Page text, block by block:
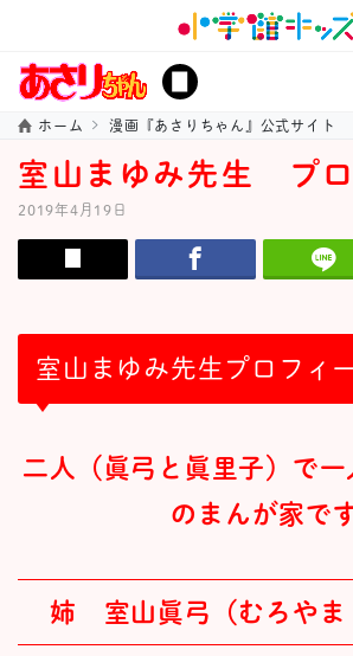
ホーム 漫画『あさりちゃん』公式サイト
室山まゆみ先生 プ
2019年4月19日
室山まゆみ先生プロフィ
二人（眞弓と眞里子）で一
のまんが家で
姉 室山眞弓（むろやま